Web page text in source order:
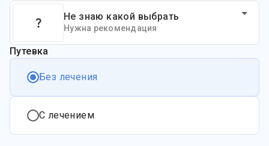
Не знаю какой выбрать
Нужна рекомендация
Путевка
Без лечения
С лечением